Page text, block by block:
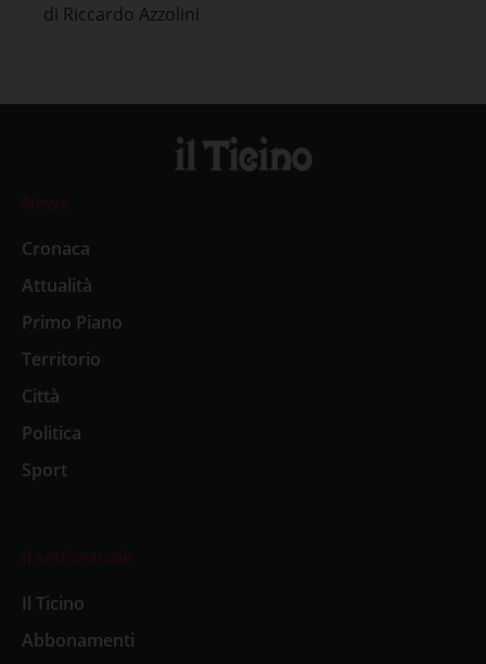
di Riccardo Azzolini
News
Cronaca
Attualità
Primo Piano
Territorio
Città
Politica
Sport
Il settimanale
Il Ticino
Abbonamenti